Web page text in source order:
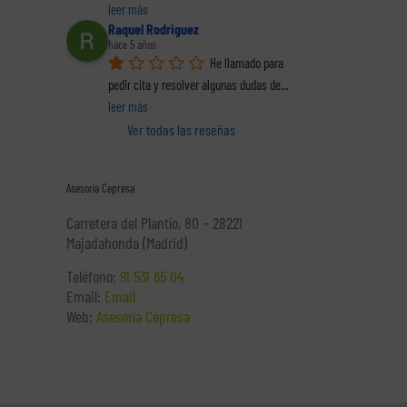
leer más
Raquel Rodriguez
hace 5 años
He llamado para
pedir cita y resolver algunas dudas de
leer más
Ver todas las reseñas
Asesoría Cepresa
Carretera del Plantío, 80 – 28221
Majadahonda (Madrid)
Teléfono: 91 531 65 04
Email: Email
Web: Asesoría Cepresa